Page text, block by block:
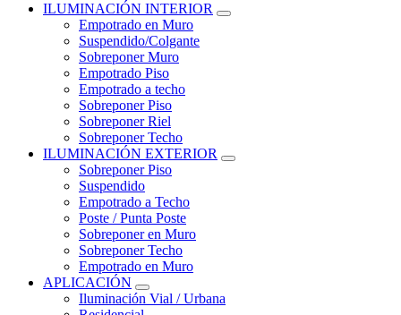
ILUMINACIÓN INTERIOR
Empotrado en Muro
Suspendido/Colgante
Sobreponer Muro
Empotrado Piso
Empotrado a techo
Sobreponer Piso
Sobreponer Riel
Sobreponer Techo
ILUMINACIÓN EXTERIOR
Sobreponer Piso
Suspendido
Empotrado a Techo
Poste / Punta Poste
Sobreponer en Muro
Sobreponer Techo
Empotrado en Muro
APLICACIÓN
Iluminación Vial / Urbana